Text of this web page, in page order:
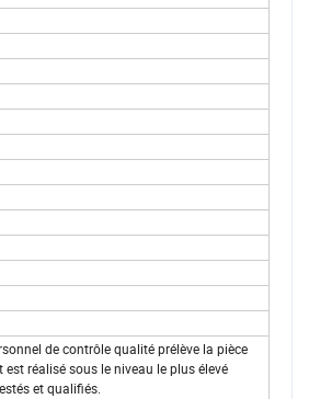
de contrôle qualité prélève la pièce
réalisé sous le niveau le plus élevé
et qualifiés.